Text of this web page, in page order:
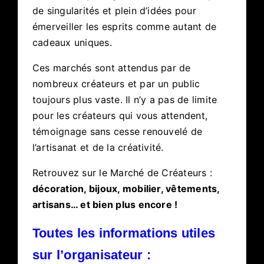
de singularités et plein d’idées pour
émerveiller les esprits comme autant de
cadeaux uniques.
Ces marchés sont attendus par de
nombreux créateurs et par un public
toujours plus vaste. Il n’y a pas de limite
pour les créateurs qui vous attendent,
témoignage sans cesse renouvelé de
l’artisanat et de la créativité.
Retrouvez sur le Marché de Créateurs :
décoration, bijoux, mobilier, vêtements,
artisans… et bien plus encore !
Toutes les informations utiles
sur l’organisateur :